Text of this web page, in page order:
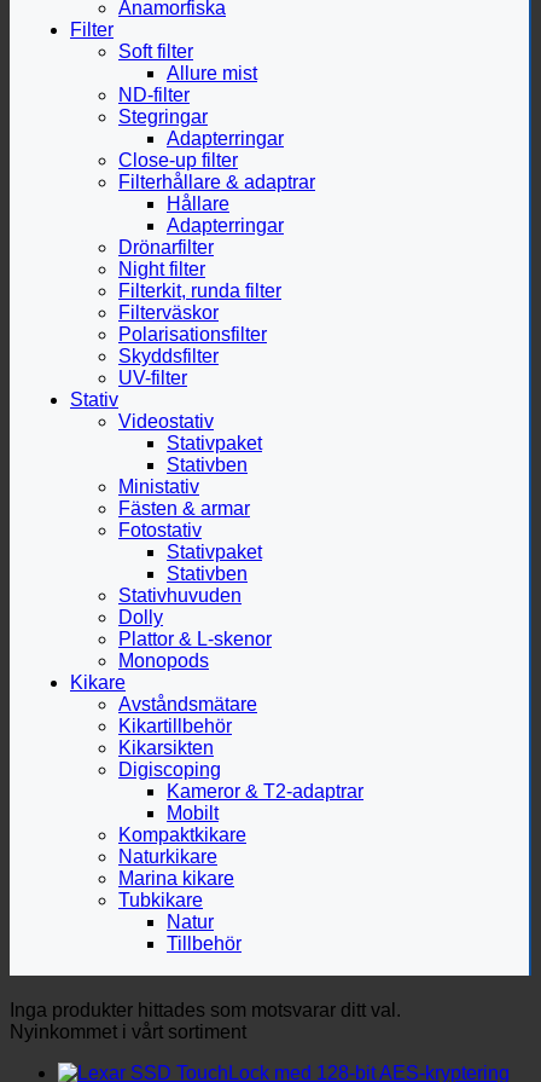
Anamorfiska
Filter
Soft filter
Allure mist
ND-filter
Stegringar
Adapterringar
Close-up filter
Filterhållare & adaptrar
Hållare
Adapterringar
Drönarfilter
Night filter
Filterkit, runda filter
Filterväskor
Polarisationsfilter
Skyddsfilter
UV-filter
Stativ
Videostativ
Stativpaket
Stativben
Ministativ
Fästen & armar
Fotostativ
Stativpaket
Stativben
Stativhuvuden
Dolly
Plattor & L-skenor
Monopods
Kikare
Avståndsmätare
Kikartillbehör
Kikarsikten
Digiscoping
Kameror & T2-adaptrar
Mobilt
Kompaktkikare
Naturkikare
Marina kikare
Tubkikare
Natur
Tillbehör
Inga produkter hittades som motsvarar ditt val.
Nyinkommet i vårt sortiment